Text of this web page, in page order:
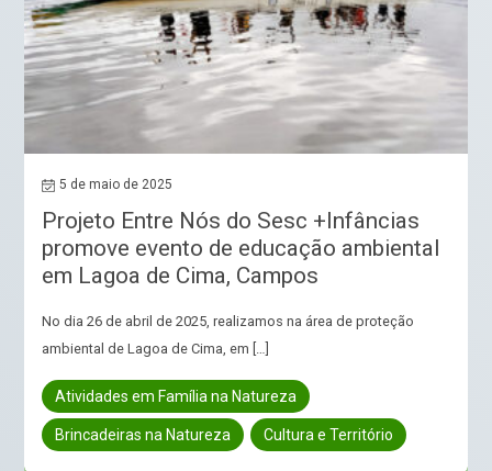
5 de maio de 2025
Projeto Entre Nós do Sesc +Infâncias
promove evento de educação ambiental
em Lagoa de Cima, Campos
No dia 26 de abril de 2025, realizamos na área de proteção
ambiental de Lagoa de Cima, em […]
Atividades em Família na Natureza
Brincadeiras na Natureza Cultura e Território